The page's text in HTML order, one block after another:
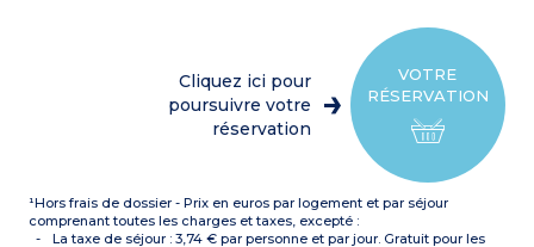
Capacité d'accueil max :
3 personnes (enfants et
VOTRE
RÉSERVATION
Cliquez ici pour
poursuivre votre
réservation
¹Hors frais de dossier - Prix en euros par logement et par séjour
comprenant toutes les charges et taxes, excepté :
La taxe de séjour : 3,74 € par personne et par jour. Gratuit pour les